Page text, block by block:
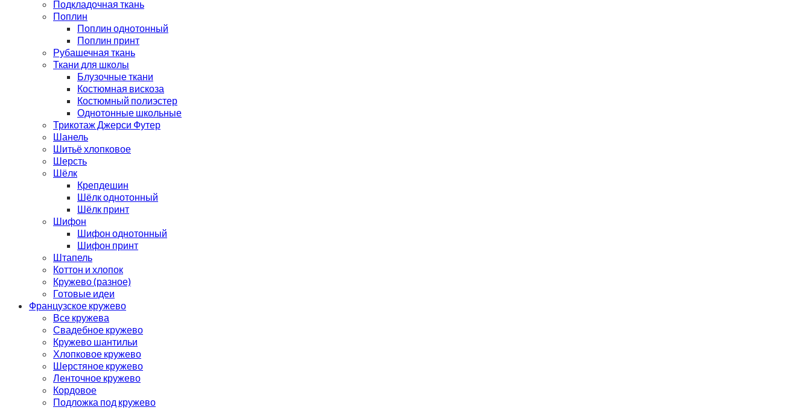
Подкладочная ткань
Поплин
Поплин однотонный
Поплин принт
Рубашечная ткань
Ткани для школы
Блузочные ткани
Костюмная вискоза
Костюмный полиэстер
Однотонные школьные
Трикотаж Джерси Футер
Шанель
Шитьё хлопковое
Шерсть
Шёлк
Крепдешин
Шёлк однотонный
Шёлк принт
Шифон
Шифон однотонный
Шифон принт
Штапель
Коттон и хлопок
Кружево (разное)
Готовые идеи
Французское кружево
Все кружева
Свадебное кружево
Кружево шантильи
Хлопковое кружево
Шерстяное кружево
Ленточное кружево
Кордовое
Подложка под кружево